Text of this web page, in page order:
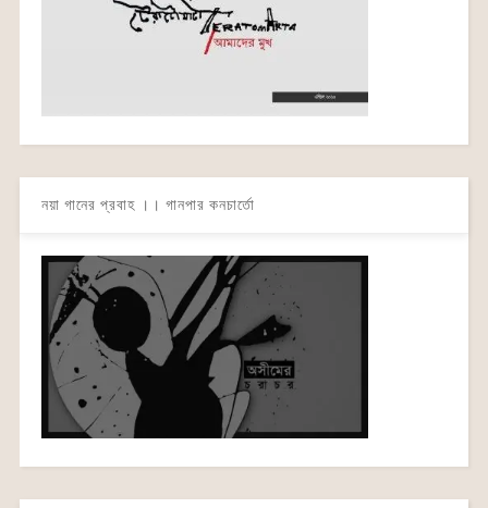
নয়া গানের প্রবাহ ।। গানপার কনচার্তো